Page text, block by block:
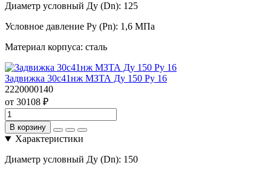
Диаметр условный Ду (Dn): 125
Условное давление Ру (Pn): 1,6 МПа
Материал корпуса: сталь
Задвижка 30с41нж МЗТА Ду 150 Ру 16
2220000140
от 30108 ₽
В корзину
Характеристики
Диаметр условный Ду (Dn): 150